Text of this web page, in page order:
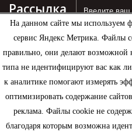
На данном сайте мы используем
сервис Яндекс Метрика. Файлы
правильно, они делают возможной
типа не идентифицируют вас как
к аналитике помогают измерять
оптимизировать содержание
реклама. Файлы cookie не
благодаря которым возможна
Рассылка
Информация
Моя учетная запись